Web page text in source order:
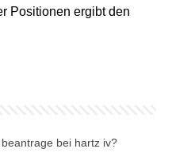
Positionen ergibt den
bei hartz iv?